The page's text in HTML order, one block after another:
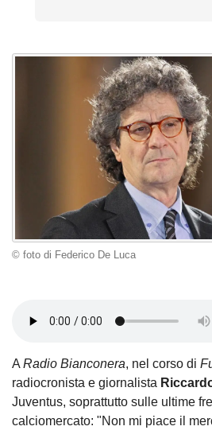
© foto di Federico De Luca
A Radio Bianconera, nel corso di
radiocronista e giornalista
Juventus, soprattutto sulle ultime
calciomercato: "Non mi piace il